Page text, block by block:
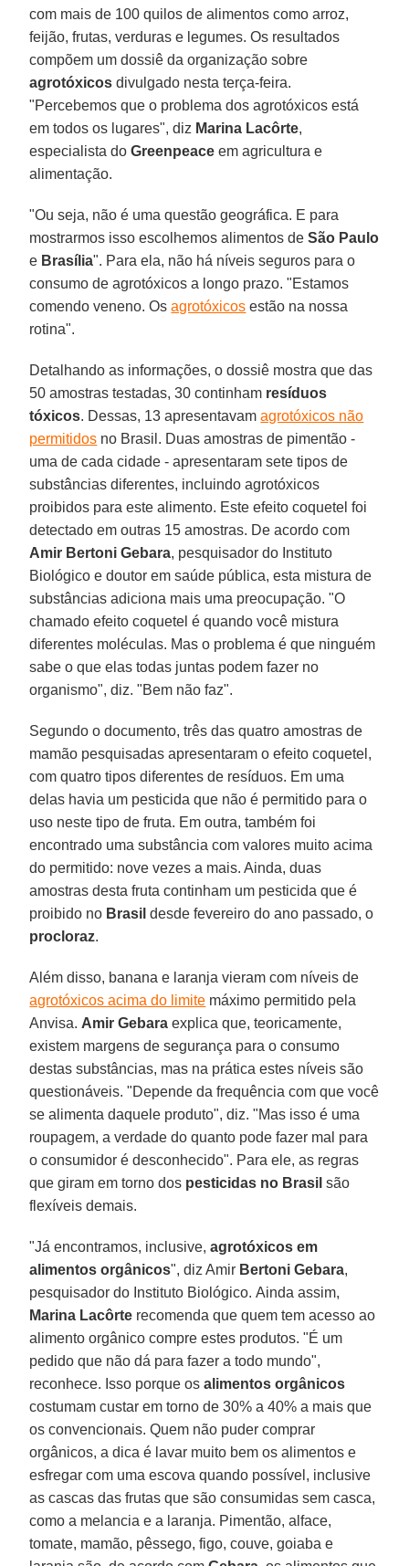
com mais de 100 quilos de alimentos como arroz,
feijão, frutas, verduras e legumes. Os resultados
compõem um dossiê da organização sobre
agrotóxicos divulgado nesta terça-feira.
"Percebemos que o problema dos agrotóxicos está
em todos os lugares", diz Marina Lacôrte,
especialista doGreenpeace em agricultura e
alimentação.
"Ou seja, não é uma questão geográfica. E para
mostrarmos isso escolhemos alimentos de São Paulo
e Brasília". Para ela, não há níveis seguros para o
consumo de agrotóxicos a longo prazo. "Estamos
comendo veneno. Osagrotóxicos estão na nossa
rotina".
Detalhando as informações, o dossiê mostra que das
50 amostras testadas, 30 continham resíduos
tóxicos. Dessas, 13 apresentavamagrotóxicos não
permitidos no Brasil. Duas amostras de pimentão -
uma de cada cidade - apresentaram sete tipos de
substâncias diferentes, incluindo agrotóxicos
proibidos para este alimento. Este efeito coquetel foi
detectado em outras 15 amostras. De acordo com
Amir Bertoni Gebara, pesquisador do Instituto
Biológico e doutor em saúde pública, esta mistura de
substâncias adiciona mais uma preocupação. "O
chamado efeito coquetel é quando você mistura
diferentes moléculas. Mas o problema é que ninguém
sabe o que elas todas juntas podem fazer no
organismo", diz. "Bem não faz".
Segundo o documento, três das quatro amostras de
mamão pesquisadas apresentaram o efeito coquetel,
com quatro tipos diferentes de resíduos. Em uma
delas havia um pesticida que não é permitido para o
uso neste tipo de fruta. Em outra, também foi
encontrado uma substância com valores muito acima
do permitido: nove vezes a mais. Ainda, duas
amostras desta fruta continham um pesticida que é
proibido no Brasil desde fevereiro do ano passado, o
procloraz.
Além disso, banana e laranja vieram com níveis de
agrotóxicos acima do limite máximo permitido pela
Anvisa. Amir Gebara explica que, teoricamente,
existem margens de segurança para o consumo
destas substâncias, mas na prática estes níveis são
questionáveis. "Depende da frequência com que você
se alimenta daquele produto", diz. "Mas isso é uma
roupagem, a verdade do quanto pode fazer mal para
o consumidor é desconhecido". Para ele, as regras
que giram em torno dos pesticidas no Brasil são
flexíveis demais.
"Já encontramos, inclusive,agrotóxicos em
alimentos orgânicos", diz Amir Bertoni Gebara,
pesquisador do Instituto Biológico. Ainda assim,
Marina Lacôrte recomenda que quem tem acesso ao
alimento orgânico compre estes produtos. "É um
pedido que não dá para fazer a todo mundo",
reconhece. Isso porque osalimentos orgânicos
costumam custar em torno de 30% a 40% a mais que
os convencionais. Quem não puder comprar
orgânicos, a dica é lavar muito bem os alimentos e
esfregar com uma escova quando possível, inclusive
as cascas das frutas que são consumidas sem casca,
como a melancia e a laranja. Pimentão, alface,
tomate, mamão, pêssego, figo, couve, goiaba e